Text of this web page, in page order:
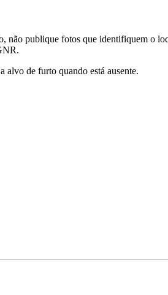
publique fotos que identifiquem o
alvo de furto quando está ausente.